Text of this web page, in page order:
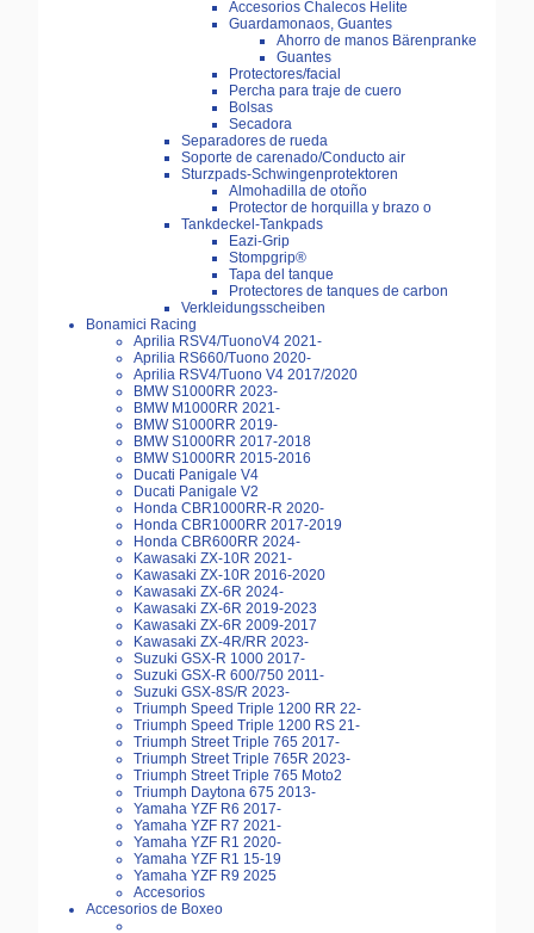
Accesorios Chalecos Helite
Guardamonaos, Guantes
Ahorro de manos Bärenpranke
Guantes
Protectores/facial
Percha para traje de cuero
Bolsas
Secadora
Separadores de rueda
Soporte de carenado/Conducto air
Sturzpads-Schwingenprotektoren
Almohadilla de otoño
Protector de horquilla y brazo o
Tankdeckel-Tankpads
Eazi-Grip
Stompgrip®
Tapa del tanque
Protectores de tanques de carbon
Verkleidungsscheiben
Bonamici Racing
Aprilia RSV4/TuonoV4 2021-
Aprilia RS660/Tuono 2020-
Aprilia RSV4/Tuono V4 2017/2020
BMW S1000RR 2023-
BMW M1000RR 2021-
BMW S1000RR 2019-
BMW S1000RR 2017-2018
BMW S1000RR 2015-2016
Ducati Panigale V4
Ducati Panigale V2
Honda CBR1000RR-R 2020-
Honda CBR1000RR 2017-2019
Honda CBR600RR 2024-
Kawasaki ZX-10R 2021-
Kawasaki ZX-10R 2016-2020
Kawasaki ZX-6R 2024-
Kawasaki ZX-6R 2019-2023
Kawasaki ZX-6R 2009-2017
Kawasaki ZX-4R/RR 2023-
Suzuki GSX-R 1000 2017-
Suzuki GSX-R 600/750 2011-
Suzuki GSX-8S/R 2023-
Triumph Speed Triple 1200 RR 22-
Triumph Speed Triple 1200 RS 21-
Triumph Street Triple 765 2017-
Triumph Street Triple 765R 2023-
Triumph Street Triple 765 Moto2
Triumph Daytona 675 2013-
Yamaha YZF R6 2017-
Yamaha YZF R7 2021-
Yamaha YZF R1 2020-
Yamaha YZF R1 15-19
Yamaha YZF R9 2025
Accesorios
Accesorios de Boxeo